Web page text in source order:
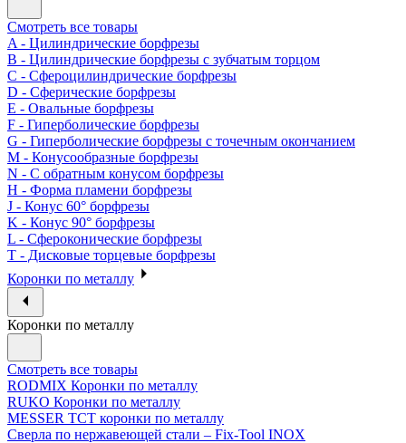
Смотреть все товары
A - Цилиндрические борфрезы
B - Цилиндрические борфрезы с зубчатым торцом
C - Сфероцилиндрические борфрезы
D - Сферические борфрезы
E - Овальные борфрезы
F - Гиперболические борфрезы
G - Гиперболические борфрезы с точечным окончанием
M - Конусообразные борфрезы
N - С обратным конусом борфрезы
H - Форма пламени борфрезы
J - Конус 60° борфрезы
K - Конус 90° борфрезы
L - Сфероконические борфрезы
T - Дисковые торцевые борфрезы
Коронки по металлу
Коронки по металлу
Смотреть все товары
RODMIX Коронки по металлу
RUKO Коронки по металлу
MESSER ТСТ коронки по металлу
Сверла по нержавеющей стали – Fix-Tool INOX